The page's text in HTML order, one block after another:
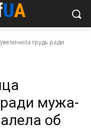
грудь ради
мужа-
об